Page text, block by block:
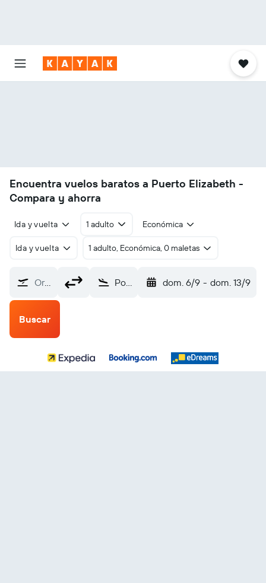
Encuentra vuelos baratos a Puerto Elizabeth -
Compara y ahorra
Ida y vuelta 1 adulto Económica
Ida y vuelta 1 adulto, Económica, 0 maletas
Origen Port Elizabeth (PLZ) dom. 6/9 - dom. 13/9
Buscar